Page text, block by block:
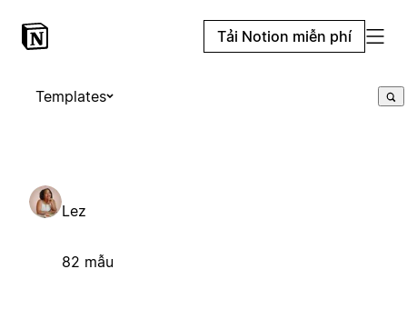
Tải Notion miễn phí
Templates
Lez
82 mẫu